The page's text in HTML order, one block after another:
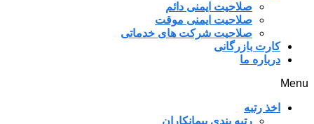
صلاحیت ایمنی دائم
صلاحیت ایمنی موقت
صلاحیت شرکت های خدماتی
کارت بازرگانی
درباره ما
Menu
اخذ رتبه
رتبه بندی پیمانکاران